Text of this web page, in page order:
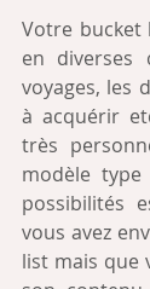
Votre bucket
en diverses
voyages, les
à acquérir
très
modèle type
possibilités
vous avez
list mais que